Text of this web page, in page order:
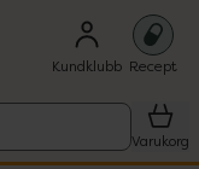
Kundklubb Recept
Varukorg